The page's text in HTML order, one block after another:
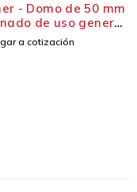
- Domo de 50 mm
de uso general
to-Light Serie
K80
a cotización